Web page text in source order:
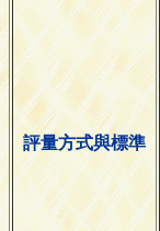
評量方式與標準